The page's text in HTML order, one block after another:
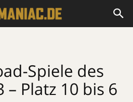
Spiele des
– Platz 10 bis 6